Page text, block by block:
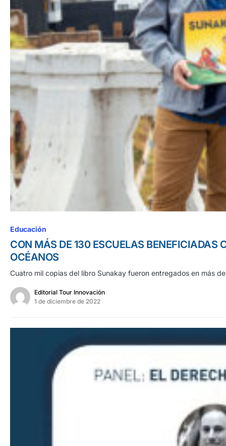
Educación
CON MÁS DE 130 ESCUELAS BENEFICIADAS
OCÉANOS
Cuatro mil copias del libro Sunakay fueron entregados en más
Editorial Tour Innovación
1 de diciembre de 2022